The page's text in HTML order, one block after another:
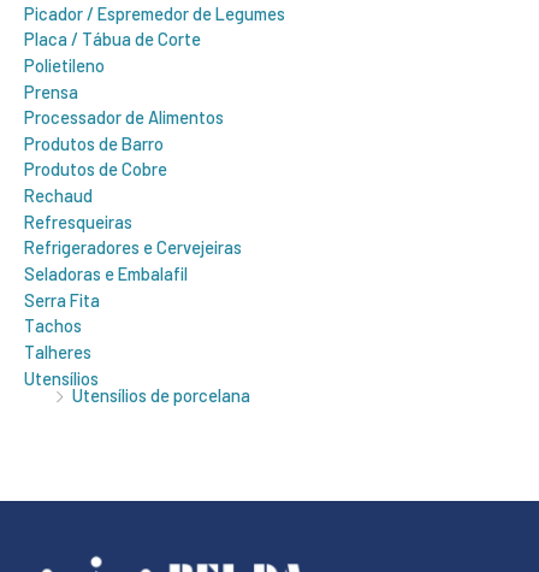
Picador / Espremedor de Legumes
Placa / Tábua de Corte
Polietileno
Prensa
Processador de Alimentos
Produtos de Barro
Produtos de Cobre
Rechaud
Refresqueiras
Refrigeradores e Cervejeiras
Seladoras e Embalafil
Serra Fita
Tachos
Talheres
Utensílios
Utensílios de porcelana